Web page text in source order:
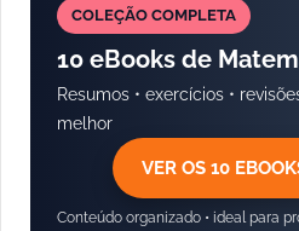
COLEÇÃO COMPLETA
10 eBooks de
Resumos • exercícios •
melhor
VER OS 10
Conteúdo organizado • ideal para